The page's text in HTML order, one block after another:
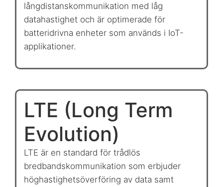
långdistanskommunikation med låg
datahastighet och är optimerade för
batteridrivna enheter som används i IoT-
applikationer.
LTE (Long Term
Evolution)
LTE är en standard för trådlös
bredbandskommunikation som erbjuder
höghastighetsöverföring av data samt